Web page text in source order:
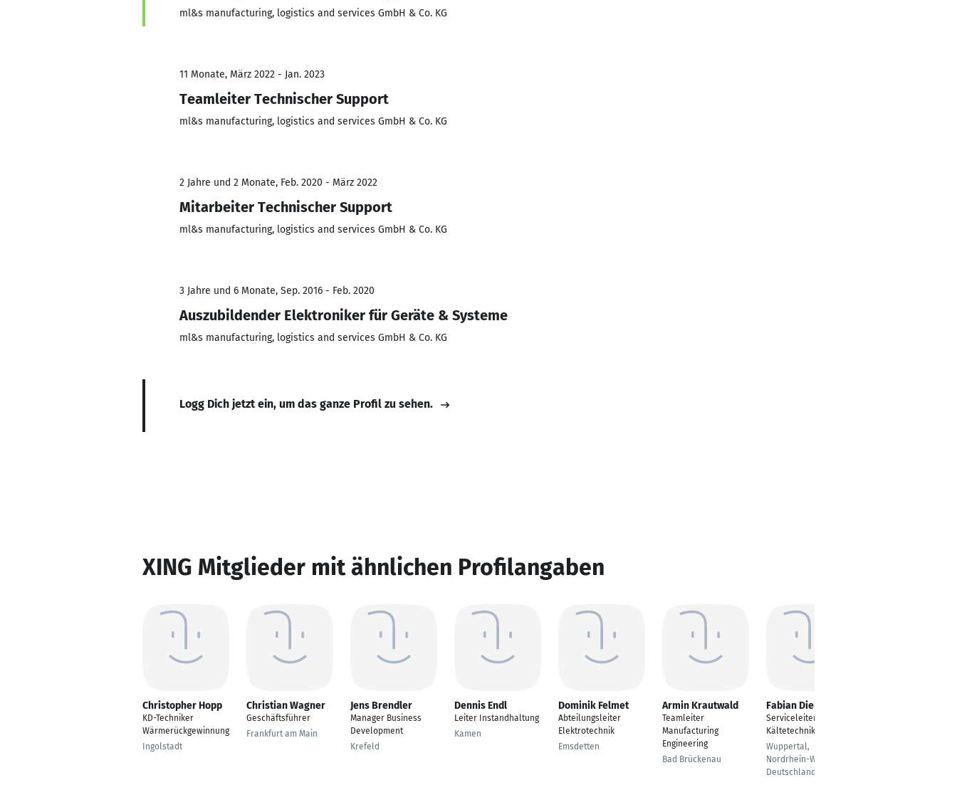
ml&s manufacturing, logistics and services GmbH & Co. KG
11 Monate, März 2022 - Jan. 2023
Teamleiter Technischer Support
ml&s manufacturing, logistics and services GmbH & Co. KG
2 Jahre und 2 Monate, Feb. 2020 - März 2022
Mitarbeiter Technischer Support
ml&s manufacturing, logistics and services GmbH & Co. KG
3 Jahre und 6 Monate, Sep. 2016 - Feb. 2020
Auszubildender Elektroniker für Geräte & Systeme
ml&s manufacturing, logistics and services GmbH & Co. KG
Logg Dich jetzt ein, um das ganze Profil zu sehen.
XING Mitglieder mit ähnlichen Profilangaben
Christopher Hopp
KD-Techniker
Wärmerückgewinnung
Ingolstadt
Christian Wagner
Geschäftsführer
Frankfurt am Main
Jens Brendler
Manager Business
Development
Krefeld
Dennis Endl
Leiter Instandhaltung
Kamen
Dominik Felmet
Abteilungsleiter
Elektrotechnik
Emsdetten
Armin Krautwald
Teamleiter
Manufacturing
Engineering
Bad Brückenau
Fabian Diehl
Serviceleiter
Kältetechnik
Wuppertal,
Nordrhein-Westfalen,
Deutschland